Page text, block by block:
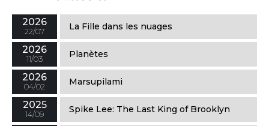
2026
22/07 La Fille dans les nuages
2026
11/03 Planètes
2026
04/02 Marsupilami
2025
14/09 Spike Lee: The Last King of Brooklyn